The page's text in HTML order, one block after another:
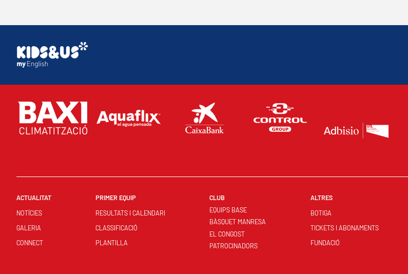
ACTUALITAT
NOTÍCIES
GALERIA
CONNECT
PRIMER EQUIP
RESULTATS I CALENDARI
CLASSIFICACIÓ
PLANTILLA
CLUB
EQUIPS BASE
BÀSQUET MANRESA
EL CONGOST
PATROCINADORS
ALTRES
BOTIGA
TICKETS I ABONAMENTS
FUNDACIÓ